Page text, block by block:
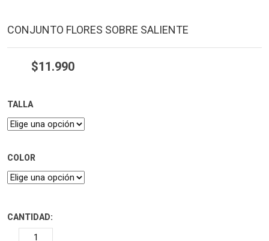
CONJUNTO FLORES SOBRE SALIENTE
$11.990
TALLA
COLOR
CANTIDAD: